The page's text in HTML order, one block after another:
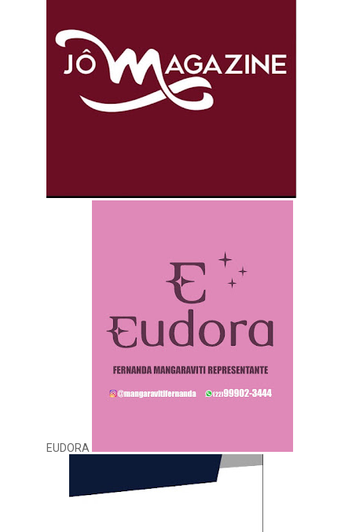
EUDORA